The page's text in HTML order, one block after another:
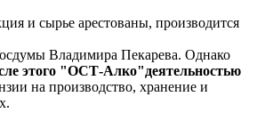
и сырье арестованы, производится
Владимира Пекарева. Однако
этого "ОСТ-Алко"деятельностью
на производство, хранение и